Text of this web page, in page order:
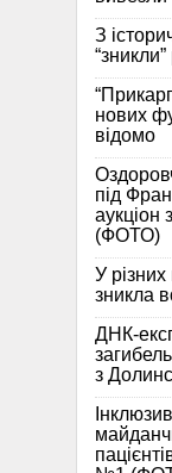
З
нових
відомо
під
аукціон
(ФОТО)
У
зникла
ДНК-
з